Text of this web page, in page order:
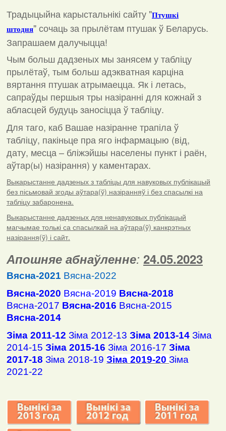
Традыцыйна карыстальнікі сайту "Птушкі
штодня"сочаць за прылётам птушак ў Беларусь.
Запрашаем далучыцца!
Чым больш дадзеных мы занясем у табліцу
прылётаў, тым больш адэкватная карціна
вяртання птушак атрымаецца. Як і летась,
сапраўды першыя тры назіранні для кожнай з
абласцей будуць заносіцца ў табліцу.
Для таго, каб Вашае назіранне трапіла ў
табліцу, пакіньце пра яго інфармацыю (від,
дату, месца – бліжэйшы населены пункт і раён,
аўтар(ы) назірання) у каментарах.
Выкарыстанне дадзеных з табліцы для навуковых публікацый
без пісьмовай згоды аўтара(ў) назіранняў і без спасылкі на
табліцу забаронена.
Выкарыстанне дадзеных для ненавуковых публікацый
магчымае толькі са спасылкай на аўтара(ў) канкрэтных
назірання(ў) і сайт.
Апошняе абнаўленне: 24.05.2023
Вясна-2021 Вясна-2022
Вясна-2020 Вясна-2019 Вясна-2018
Вясна-2017 Вясна-2016 Вясна-2015
Вясна-2014
Зіма 2011-12 Зіма 2012-13 Зіма 2013-14 Зіма
2014-15 Зіма 2015-16 Зіма 2016-17 Зіма
2017-18 Зіма 2018-19 Зіма 2019-20 Зіма
2021-22